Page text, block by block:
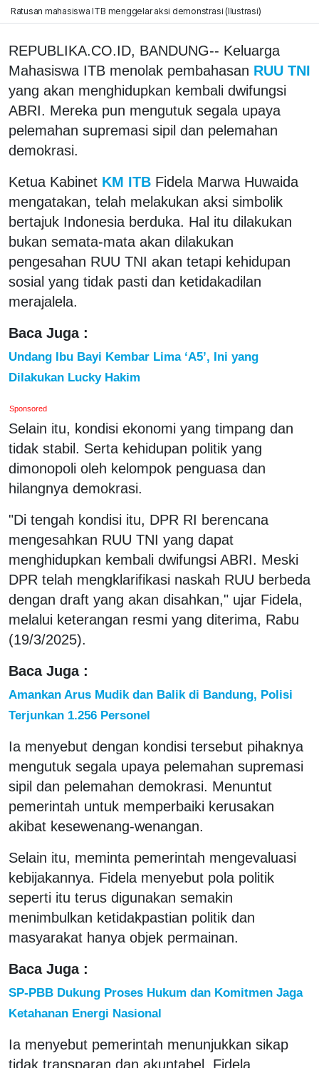
Ratusan mahasiswa ITB menggelar aksi demonstrasi (Ilustrasi)
REPUBLIKA.CO.ID, BANDUNG-- Keluarga
Mahasiswa ITB menolak pembahasan RUU TNI
yang akan menghidupkan kembali dwifungsi
ABRI. Mereka pun mengutuk segala upaya
pelemahan supremasi sipil dan pelemahan
demokrasi.
Ketua Kabinet KM ITB Fidela Marwa Huwaida
mengatakan, telah melakukan aksi simbolik
bertajuk Indonesia berduka. Hal itu dilakukan
bukan semata-mata akan dilakukan
pengesahan RUU TNI akan tetapi kehidupan
sosial yang tidak pasti dan ketidakadilan
merajalela.
Baca Juga :
Undang Ibu Bayi Kembar Lima ‘A5’, Ini yang
Dilakukan Lucky Hakim
Sponsored
Selain itu, kondisi ekonomi yang timpang dan
tidak stabil. Serta kehidupan politik yang
dimonopoli oleh kelompok penguasa dan
hilangnya demokrasi.
"Di tengah kondisi itu, DPR RI berencana
mengesahkan RUU TNI yang dapat
menghidupkan kembali dwifungsi ABRI. Meski
DPR telah mengklarifikasi naskah RUU berbeda
dengan draft yang akan disahkan," ujar Fidela,
melalui keterangan resmi yang diterima, Rabu
(19/3/2025).
Baca Juga :
Amankan Arus Mudik dan Balik di Bandung, Polisi
Terjunkan 1.256 Personel
Ia menyebut dengan kondisi tersebut pihaknya
mengutuk segala upaya pelemahan supremasi
sipil dan pelemahan demokrasi. Menuntut
pemerintah untuk memperbaiki kerusakan
akibat kesewenang-wenangan.
Selain itu, meminta pemerintah mengevaluasi
kebijakannya. Fidela menyebut pola politik
seperti itu terus digunakan semakin
menimbulkan ketidakpastian politik dan
masyarakat hanya objek permainan.
Baca Juga :
SP-PBB Dukung Proses Hukum dan Komitmen Jaga
Ketahanan Energi Nasional
Ia menyebut pemerintah menunjukkan sikap
tidak transparan dan akuntabel. Fidela